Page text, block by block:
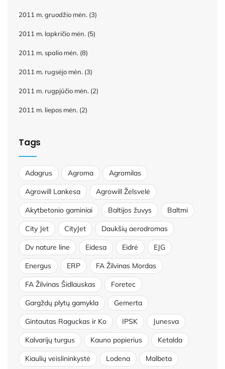
2011 m. gruodžio mėn. (3)
2011 m. lapkričio mėn. (5)
2011 m. spalio mėn. (8)
2011 m. rugsėjo mėn. (3)
2011 m. rugpjūčio mėn. (2)
2011 m. liepos mėn. (2)
Tags
Adagrus Agroma Agromilas
Agrowill Lankesa Agrowill Želsvelė
Akytbetonio gaminiai Baltijos žuvys Baltmi
City Jet CityJet Daukšių aerodromas
Dv nature line Eidesa Eidrė EJG
Energus ERP FA Žilvinas Mordas
FA Žilvinas Šidlauskas Foretec
Gargždų plytų gamykla Gemerta
Gintautas Raguckas ir Ko IPSK Junesva
Kalvarijų turgus Kauno popierius Ketalda
Kiaulių veislininkystė Lodena Malbeta